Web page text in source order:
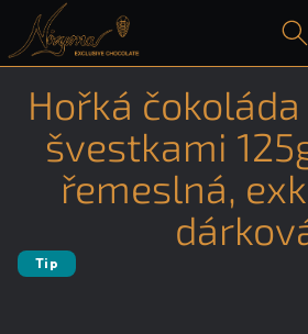
obsah
Hořká
švestkami
řemeslná,
Tip